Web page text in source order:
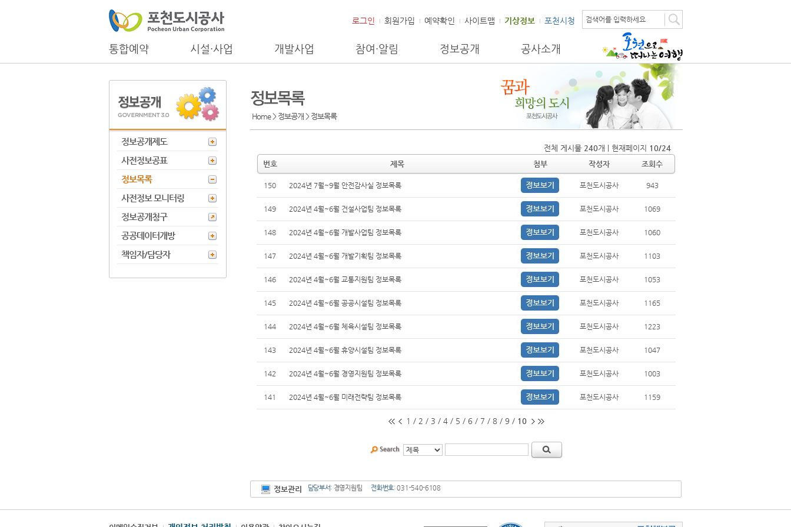
로그인 회원가입 예약확인 사이트맵 기상정보 포천시청
통합예약 시설·사업 개발사업 참여·알림 정보공개 공사소개
검색어를 입력하세요
정보공개제도
사전정보공표
정보목록
사전정보 모니터링
정보공개청구
공공데이터개방
책임자/담당자
Home > 정보공개 > 정보목록
전체 게시물 240개 | 현재페이지
10/24
번호
제목 첨부 작성자 조회수
150 2024년 7월~9월 안전감사실 정보목록 포천도시공사 943
149 2024년 4월~6월 건설사업팀 정보목록 포천도시공사 1069
148 2024년 4월~6월 개발사업팀 정보목록 포천도시공사 1060
147 2024년 4월~6월 개발기획팀 정보목록 포천도시공사 1103
146 2024년 4월~6월 교통지원팀 정보목록 포천도시공사 1053
145 2024년 4월~6월 공공시설팀 정보목록 포천도시공사 1165
144 2024년 4월~6월 체육시설팀 정보목록 포천도시공사 1223
143 2024년 4월~6월 휴양시설팀 정보목록 포천도시공사 1047
142 2024년 4월~6월 경영지원팀 정보목록 포천도시공사 1003
141 2024년 4월~6월 미래전략팀 정보목록 포천도시공사 1159
1 / 2 / 3 / 4/ 5 / 6 / 7 / 8/ 9 / 10
정보관리 담당부서: 경영지원팀 전화번호: 031-540-6108